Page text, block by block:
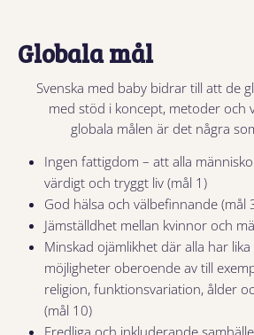
Globala mål
Svenska med baby bidrar till att de
med stöd i koncept, metoder och
globala målen är det några
Ingen fattigdom – att alla
värdigt och tryggt liv (mål 1)
God hälsa och välbefinnande (mål
Jämställdhet mellan kvinnor och
Minskad ojämlikhet där alla har
möjligheter oberoende av till
religion, funktionsvariation, ålder
(mål 10)